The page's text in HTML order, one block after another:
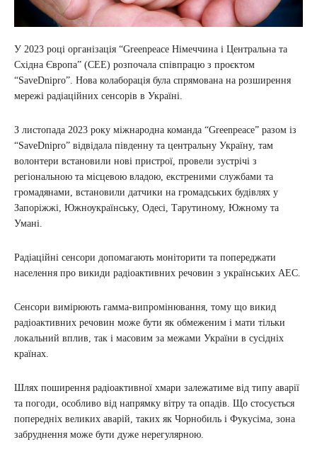
У 2023 році організація “Greenpeace Німеччина і Центральна та
Східна Європа” (CEE) розпочала співпрацю з проєктом
“SaveDnipro”. Нова колаборація була спрямована на розширення
мережі радіаційних сенсорів в Україні.
З листопада 2023 року міжнародна команда “Greenpeace” разом із
“SaveDnipro” відвідала південну та центральну Україну, там
волонтери встановили нові пристрої, провели зустрічі з
регіональною та місцевою владою, екстреними службами та
громадянами, встановили датчики на громадських будівлях у
Запоріжжі, Южноукраїнську, Одесі, Тарутиному, Южному та
Умані.
Радіаційні сенсори допомагають моніторити та попереджати
населення про викиди радіоактивних речовин з українських АЕС.
Сенсори вимірюють гамма-випромінювання, тому що викид
радіоактивних речовин може бути як обмеженим і мати тільки
локальний вплив, так і масовим за межами України в сусідніх
країнах.
Шлях поширення радіоактивної хмари залежатиме від типу аварії
та погоди, особливо від напрямку вітру та опадів. Що стосується
попередніх великих аварій, таких як Чорнобиль і Фукусіма, зона
забруднення може бути дуже нерегулярною.